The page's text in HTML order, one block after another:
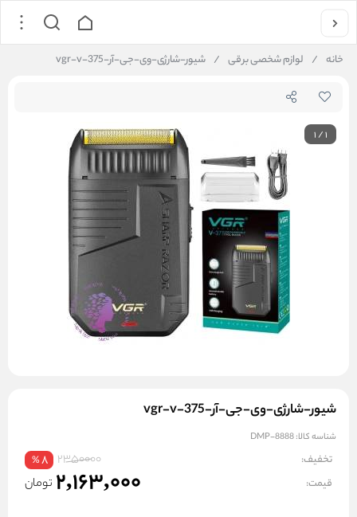
خانه / لوازم شخصی برقی / شیور-شارژی-وی-جی-آر-vgr-v-375
1/1
شیور-شارژی-وی-جی-آر-vgr-v-375
شناسه کالا:DMP-8888
تخفیف: 2350000
8
%
قیمت: 2,163,000 تومان